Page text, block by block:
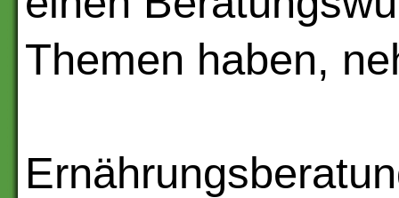
Themen haben,